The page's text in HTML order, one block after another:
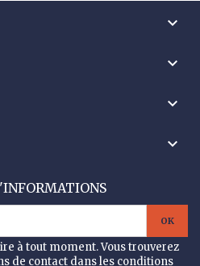




à tout moment. Vous trouverez
de contact dans les conditions